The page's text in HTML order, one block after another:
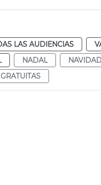
LAS AUDIENCIAS
NADAL